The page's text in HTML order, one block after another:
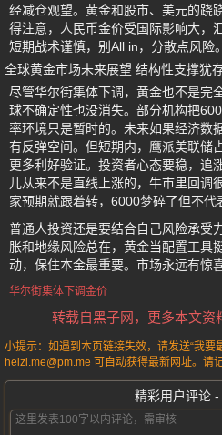
经减仓观望。黄金和股市、美元的跷
得注意，人民币金价受国际影响大，
短期战术谨慎，别All in，分散点风险。
全球黄金市场未来展望 结构性支撑犹
尽管华尔街集体下调，黄金也不是完
球不确定性也没消失。部分机构把
率环境只是暂时的。未来如果经济数
有反弹空间。但短期内，鹰派美联储
更多利好验证。投资者心态要稳，追
儿从来不是直线上涨的，牛市里回调
家预期就跟着转，6000梦碎了但不代
普通人投资还是要结合自己风险承受
胀和地缘风险总在，黄金当配置工具
动，保住本金最重要。市场永远有惊
华尔街集体下调金价
转载自黑子网，更多本文资
小提示：如遇到本页链接失效，请发送“我要
heizi.me@pm.me 可自动获得最新网址。请
精彩用户评论